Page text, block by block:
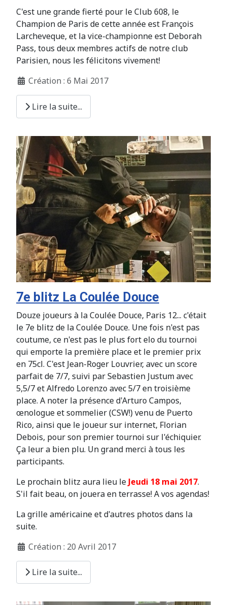
C'est une grande fierté pour le Club 608, le
Champion de Paris de cette année est François
Larcheveque, et la vice-championne est Deborah
Pass, tous deux membres actifs de notre club
Parisien, nous les félicitons vivement!
Création : 6 Mai 2017
Lire la suite...
7e blitz La Coulée Douce
Douze joueurs à la Coulée Douce, Paris 12... c'était
le 7e blitz de la Coulée Douce. Une fois n'est pas
coutume, ce n'est pas le plus fort elo du tournoi
qui emporte la première place et le premier prix
en 75cl. C'est Jean-Roger Louvrier, avec un score
parfait de 7/7, suivi par Sebastien Justum avec
5,5/7 et Alfredo Lorenzo avec 5/7 en troisième
place. A noter la présence d'Arturo Campos,
œnologue et sommelier (CSW!) venu de Puerto
Rico, ainsi que le joueur sur internet, Florian
Debois, pour son premier tournoi sur l'échiquier.
Ça leur a bien plu. Un grand merci à tous les
participants.
Le prochain blitz aura lieu le Jeudi 18 mai 2017.
S'il fait beau, on jouera en terrasse! A vos agendas!
La grille américaine et d'autres photos dans la
suite.
Création : 20 Avril 2017
Lire la suite...